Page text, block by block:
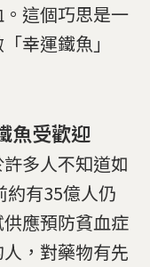
這個巧思是一
幸運鐵魚」
魚受歡迎
多人不知道如
約有35億人仍
應預防貧血症
，對藥物有先